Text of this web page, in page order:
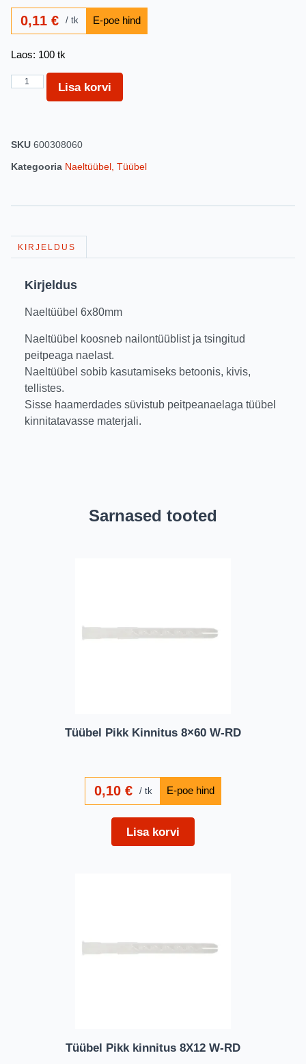
0,11€ tk
Laos: 100 tk
Lisa korvi
SKU 600308060
Kategooria Naeltüübel, Tüübel
KIRJELDUS
Kirjeldus
Naeltüübel 6x80mm
Naeltüübel koosneb nailontüüblist ja tsingitud
peitpeaga naelast.
Naeltüübel sobib kasutamiseks betoonis, kivis,
tellistes.
Sisse haamerdades süvistub peitpeanaelaga tüübel
kinnitatavasse materjali.
Sarnased tooted
Tüübel Pikk Kinnitus 8×60 W-RD
0,10€ tk
Lisa korvi
Tüübel Pikk kinnitus 8X12 W-RD